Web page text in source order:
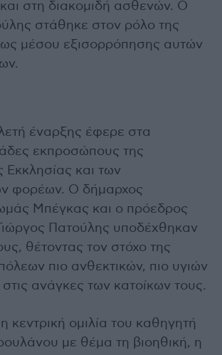
στη διακομιδή ασθενών. Ο
στάθηκε στον ρόλο της
ως μέσου εξισορρόπησης αυτών
έναρξης έφερε στα
εκπροσώπους της
Εκκλησίας και των
φορέων. Ο δήμαρχος
Μπέγκας και ο πρόεδρος
Πατούλης υποδέχθηκαν
θέτοντας τον στόχο της
πιο ανθεκτικών, πιο υγιών
στις ανάγκες των κατοίκων τους.
κεντρική ομιλία του καθηγητή
με θέμα τη βιοηθική, η